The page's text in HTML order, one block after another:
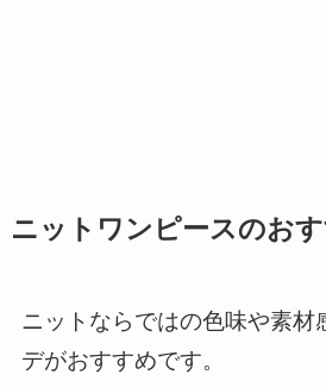
ニットワンピースのお
ニットならではの色味や素材
デがおすすめです。